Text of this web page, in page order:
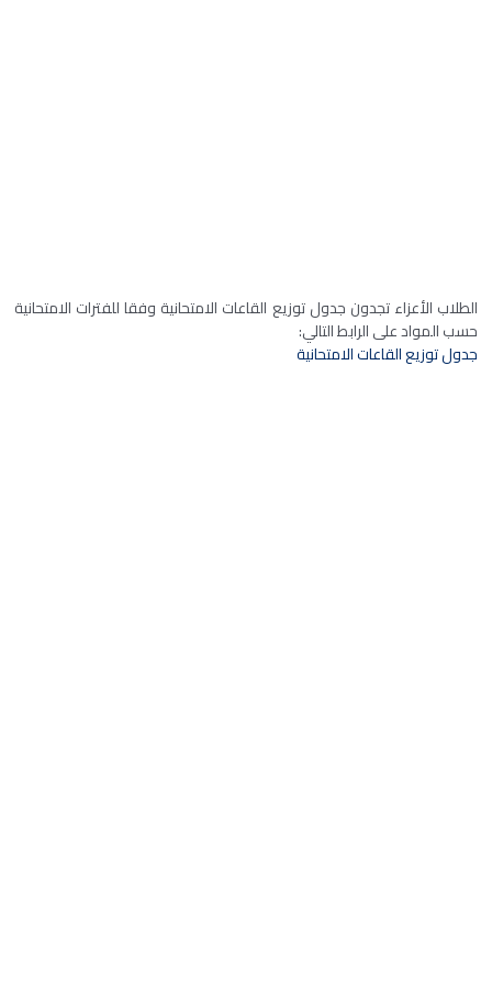
الطلاب الأعزاء تجدون جدول توزيع القاعات الامتحانية وفقا للفترات الامتحانية
حسب المواد على الرابط التالي:
جدول توزيع القاعات الامتحانية